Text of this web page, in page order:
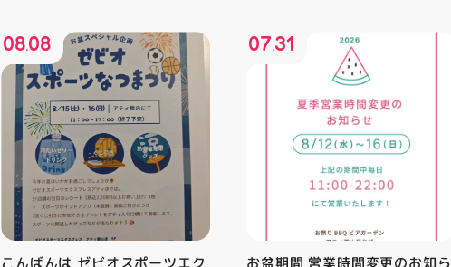
08.08
こんばんは ゼビオスポーツエク
07.31
お盆期間 営業時間変更のお知ら